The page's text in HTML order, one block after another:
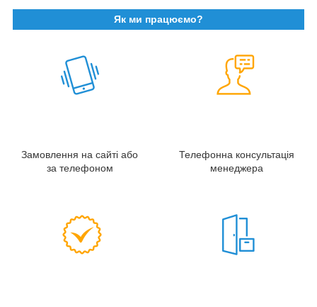
Як ми працюємо?
Замовлення на сайті або
за телефоном
Телефонна консультація
менеджера